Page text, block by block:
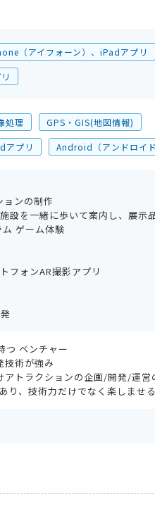
（アイフォーン）、iPadアプリ
処理 GPS・GIS(地図情報)
アプリ Android（アンドロイ
ョンの制作
設を一緒に歩いて案内し、展示
ゲーム体験
フォンAR撮影アプリ
つ ベンチャー
技術が強み
アトラクションの企画/開発/運営
り、技術力だけでなく楽しませ